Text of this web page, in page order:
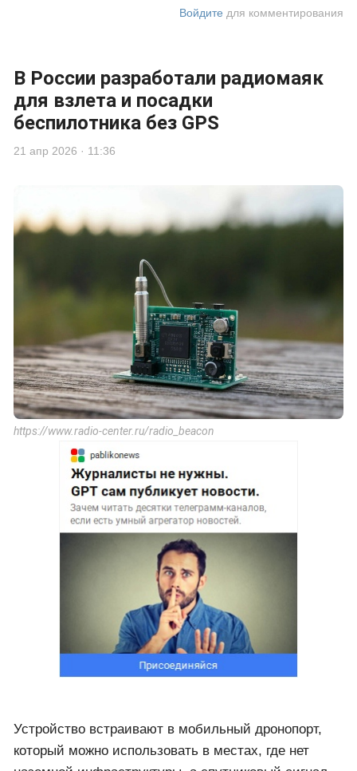
Войдите для комментирования
В России разработали радиомаяк
для взлета и посадки
беспилотника без GPS
21 апр 2026 · 11:36
https://www.radio-center.ru/radio_beacon
Устройство встраивают в мобильный дронопорт,
который можно использовать в местах, где нет